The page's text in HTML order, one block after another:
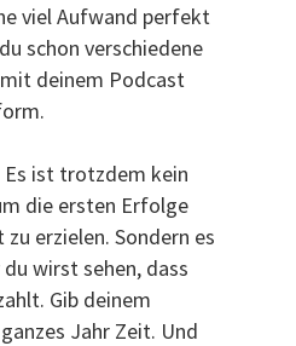
viel Aufwand perfekt
schon verschiedene
deinem Podcast
Es ist trotzdem kein
die ersten Erfolge
erzielen. Sondern es
wirst sehen, dass
Gib deinem
Jahr Zeit. Und